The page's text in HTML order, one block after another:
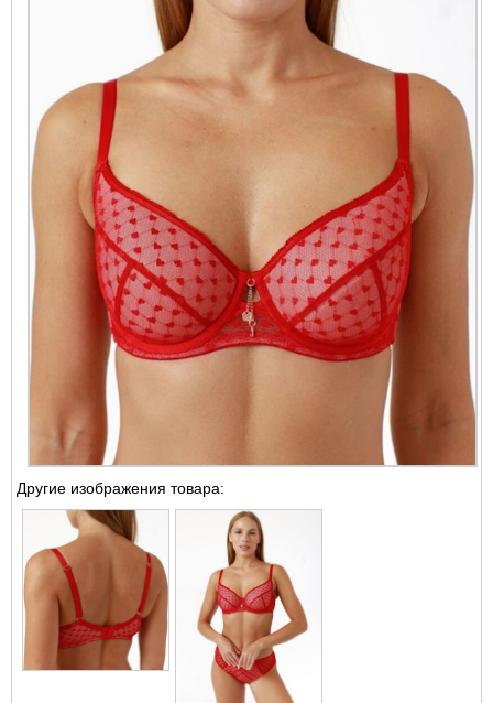
Другие изображения товара: